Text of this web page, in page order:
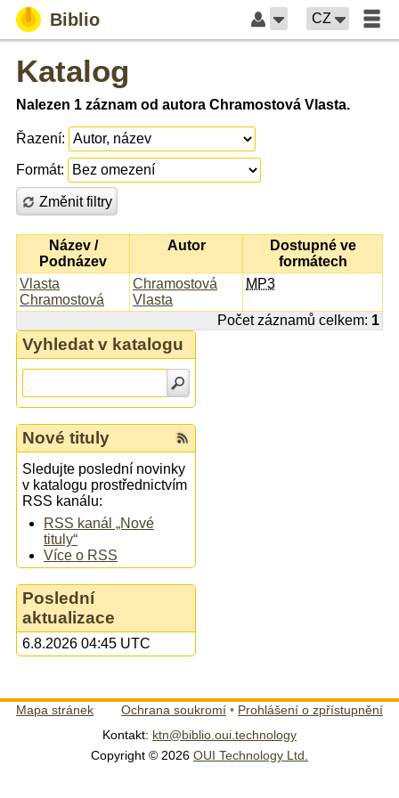
Biblio CZ
Katalog
Nalezen 1 záznam od autora Chramostová Vlasta.
Řazení:
Formát:
Změnit filtry
Název /
Podnázev
Autor
Dostupné ve
formátech
Vlasta
Chramostová
Chramostová
Vlasta
MP3
Počet záznamů celkem: 1
Vyhledat v katalogu
Nové tituly
Sledujte poslední novinky
v katalogu prostřednictvím
RSS kanálu:
RSS kanál „Nové
tituly“
Více o RSS
Poslední
aktualizace
6.8.2026 04:45 UTC
Mapa stránek Ochrana soukromí • Prohlášení o zpřístupnění
Kontakt: ktn@biblio.oui.technology
Copyright © 2026 OUI Technology Ltd.